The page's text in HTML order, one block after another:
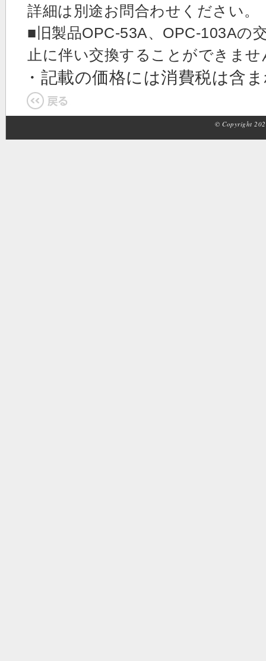
詳細は別途お問合わせください。
■旧製品OPC-53A、OPC-103Aの
止に伴い交換することができま
・記載の価格には消費税は含
© Copyright